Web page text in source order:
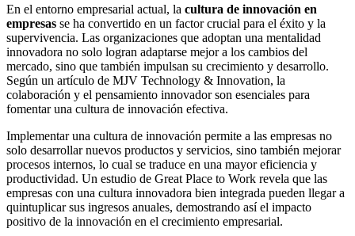
En el entorno empresarial actual, la cultura de innovación en
empresas se ha convertido en un factor crucial para el éxito y la
supervivencia. Las organizaciones que adoptan una mentalidad
innovadora no solo logran adaptarse mejor a los cambios del
mercado, sino que también impulsan su crecimiento y desarrollo.
Según un artículo de MJV Technology & Innovation, la
colaboración y el pensamiento innovador son esenciales para
fomentar una cultura de innovación efectiva.
Implementar una cultura de innovación permite a las empresas no
solo desarrollar nuevos productos y servicios, sino también mejorar
procesos internos, lo cual se traduce en una mayor eficiencia y
productividad. Un estudio de Great Place to Work revela que las
empresas con una cultura innovadora bien integrada pueden llegar a
quintuplicar sus ingresos anuales, demostrando así el impacto
positivo de la innovación en el crecimiento empresarial.